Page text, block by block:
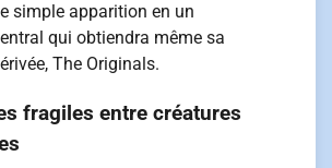
simple apparition en un
qui obtiendra même sa
The Originals.
fragiles entre créatures